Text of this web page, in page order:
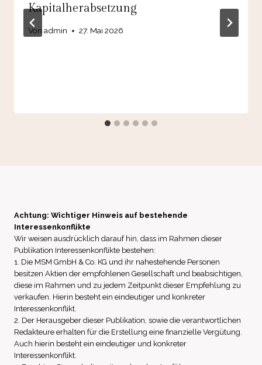
Kapitalherabsetzung
Von admin 27. Mai 2026
Achtung: Wichtiger Hinweis auf bestehende
Interessenkonflikte
Wir weisen ausdrücklich darauf hin, dass im Rahmen dieser
Publikation Interessenkonflikte bestehen:
1. Die MSM GmbH & Co. KG und ihr nahestehende Personen
besitzen Aktien der empfohlenen Gesellschaft und beabsichtigen,
diese im Rahmen und zu jedem Zeitpunkt dieser Empfehlung zu
verkaufen. Hierin besteht ein eindeutiger und konkreter
Interessenkonflikt.
2. Der Herausgeber dieser Publikation, sowie die verantwortlichen
Redakteure erhalten für die Erstellung eine finanzielle Vergütung.
Auch hierin besteht ein eindeutiger und konkreter
Interessenkonflikt.